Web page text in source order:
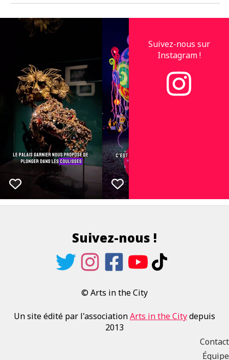
Suivez-nous sur
Instagram !
Suivez-nous !
© Arts in the City
Un site édité par l'associationArts in the Citydepuis
2013
Contact
Équipe